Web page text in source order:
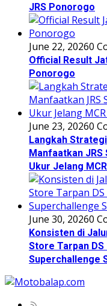
JRS Ponorogo
June 22, 20260
Official Result
Ponorogo
June 23, 20260
Langkah
Manfaatkan
Ukur Jelang
June 30, 20260
Konsisten di
Store Tarpan DS
Superchallenge